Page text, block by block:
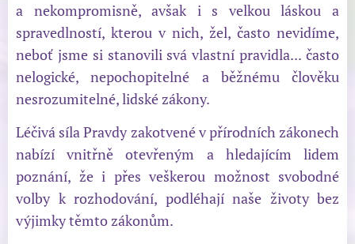
a nekompromisně, avšak i s velkou láskou a
spravedlností, kterou v nich, žel, často nevidíme,
neboť jsme si stanovili svá vlastní pravidla... často
nelogické, nepochopitelné a běžnému člověku
nesrozumitelné, lidské zákony.
Léčivá síla Pravdy zakotvené v přírodních zákonech
nabízí vnitřně otevřeným a hledajícím lidem
poznání, že i přes veškerou možnost svobodné
volby k rozhodování, podléhají naše životy bez
výjimky těmto zákonům.